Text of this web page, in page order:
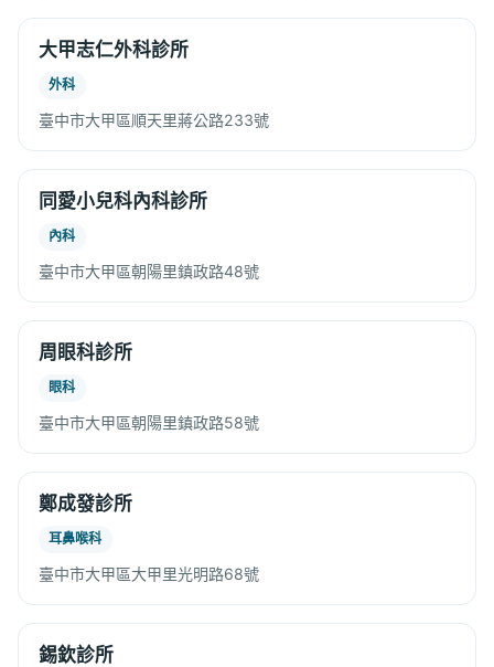
大甲志仁外科診所
外科
臺中市大甲區順天里蔣公路233號
同愛小兒科內科診所
內科
臺中市大甲區朝陽里鎮政路48號
周眼科診所
眼科
臺中市大甲區朝陽里鎮政路58號
鄭成發診所
耳鼻喉科
臺中市大甲區大甲里光明路68號
錫欽診所